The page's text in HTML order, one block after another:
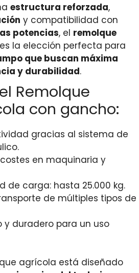
estructura reforzada,
y compatibilidad con
potencias, el remolque
es la elección perfecta para
que buscan máxima
y durabilidad.
Remolque
con gancho:
gracias al sistema de
en maquinaria y
de carga: hasta 25.000 kg.
de múltiples tipos de
y duradero para un uso
agrícola está diseñado